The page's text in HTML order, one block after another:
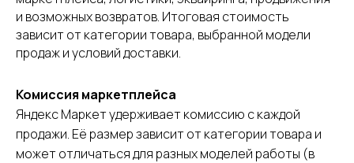
и возможных возвратов. Итоговая стоимость
зависит от категории товара, выбранной модели
продаж и условий доставки.
Комиссия маркетплейса
Яндекс Маркет удерживает комиссию с каждой
продажи. Её размер зависит от категории товара и
может отличаться для разных моделей работы (в
+7(967)555-60-11
sales@ffcdek.ru
Телефон
СДЭК
Фулфилмент
О нас
Адреса складов